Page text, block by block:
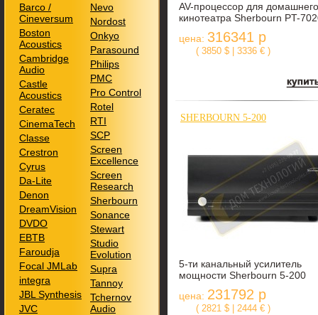
AV-процессор для домашнего
кинотеатра Sherbourn PT-
цена: 316341 р
( 3850 $ | 3336 € )
SHERBOURN 5-200
5-ти канальный усилитель
мощности Sherbourn 5-200
цена: 231792 р
( 2821 $ | 2444 € )
Barco /
Cineversum
Boston
Acoustics
Cambridge
Audio
Castle
Acoustics
Ceratec
CinemaTech
Classe
Crestron
Cyrus
Da-Lite
Denon
DreamVision
DVDO
EBTB
Faroudja
Focal JMLab
integra
JBL Synthesis
JVC
Nevo
Nordost
Onkyo
Parasound
Philips
PMC
Pro Control
Rotel
RTI
SCP
Screen
Excellence
Screen
Research
Sherbourn
Sonance
Stewart
Studio
Evolution
Supra
Tannoy
Tchernov
Audio